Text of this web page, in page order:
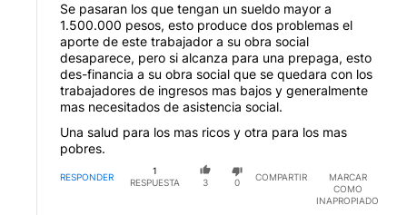
Se pasaran los que tengan un sueldo mayor a
1.500.000 pesos, esto produce dos problemas el
aporte de este trabajador a su obra social
desaparece, pero si alcanza para una prepaga, esto
des-financia a su obra social que se quedara con los
trabajadores de ingresos mas bajos y generalmente
mas necesitados de asistencia social.
Una salud para los mas ricos y otra para los mas
pobres.
RESPONDER
1
RESPUESTA
3 0
COMPARTIR
MARCAR
COMO
INAPROPIADO